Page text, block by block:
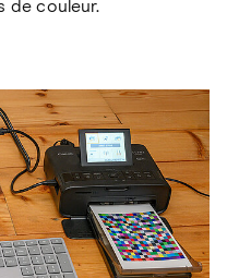
de couleur.